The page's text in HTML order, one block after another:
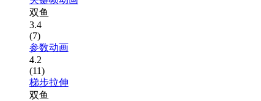
双鱼
3.4
(7)
参数动画
4.2
(11)
梯步拉伸
双鱼